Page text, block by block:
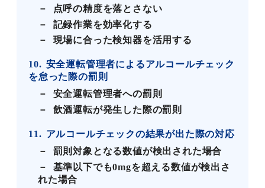
点呼の精度を落とさない
記録作業を効率化する
現場に合った検知器を活用する
10
安全運転管理者によるアルコールチェック
を怠った際の罰則
安全運転管理者への罰則
飲酒運転が発生した際の罰則
11
アルコールチェックの結果が出た際の対応
罰則対象となる数値が検出された場合
基準以下でも0mgを超える数値が検出さ
れた場合